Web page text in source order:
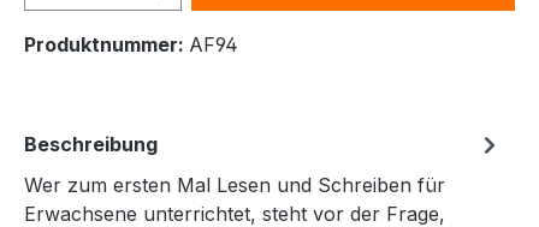
Produktnummer: AF94
Beschreibung
Wer zum ersten Mal Lesen und Schreiben für
Erwachsene unterrichtet, steht vor der Frage,